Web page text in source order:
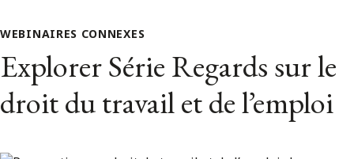
WEBINAIRES CONNEXES
Explorer Série Regards sur le
droit du travail et de l’emploi